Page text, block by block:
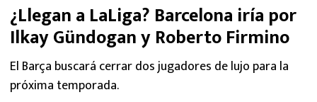
RAYADOS
PUMAS
ATLANTE
¿Llegan a LaLiga? Barcelona iría por
Ilkay Gündogan y Roberto Firmino
El Barça buscará cerrar dos jugadores de lujo para la
próxima temporada.